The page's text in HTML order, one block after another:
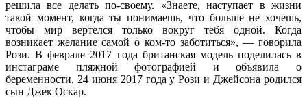
решила все делать по-своему. «Знаете, наступает в жизни
такой момент, когда ты понимаешь, что больше не хочешь,
чтобы мир вертелся только вокруг тебя одной. Когда
возникает желание самой о ком-то заботиться», — говорила
Рози. В феврале 2017 года британская модель поделилась в
инстаграме пляжной фотографией и объявила о
беременности. 24 июня 2017 года у Рози и Джейсона родился
сын Джек Оскар.